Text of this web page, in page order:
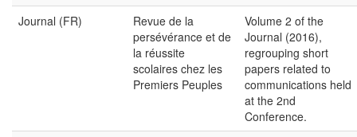
Journal (FR)
Revue de la
persévérance et de
la réussite
scolaires chez les
Premiers Peuples
Volume 2 of the
Journal (2016),
regrouping short
papers related to
communications held
at the 2nd
Conference.